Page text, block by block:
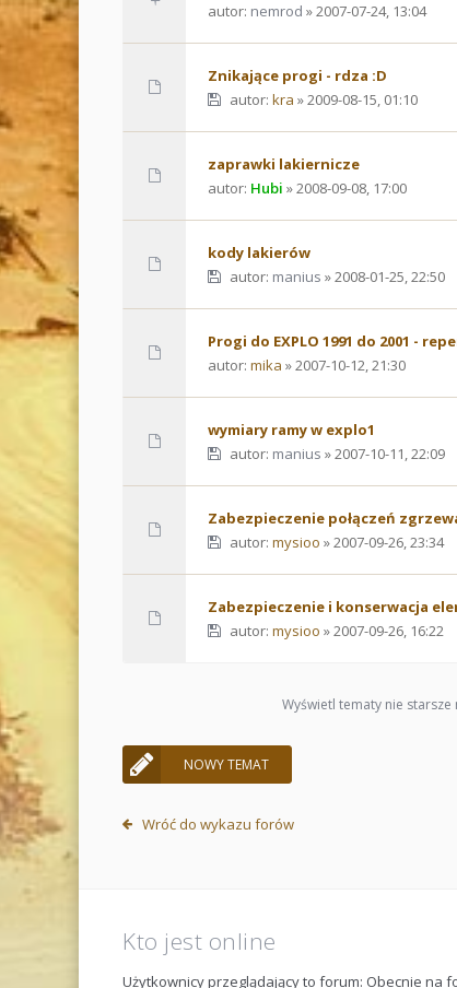
autor: nemrod » 2007-07-24, 13:04
Znikające progi - rdza :D
autor: kra » 2009-08-15, 01:10
zaprawki lakiernicze
autor: Hubi » 2008-09-08, 17:00
kody lakierów
autor: manius » 2008-01-25, 22:50
Progi do EXPLO 1991 do 2001 -
autor: mika » 2007-10-12, 21:30
wymiary ramy w explo1
autor: manius » 2007-10-11, 22:09
Zabezpieczenie połączeń
autor: mysioo » 2007-09-26, 23:34
Zabezpieczenie i konserwacja
autor: mysioo » 2007-09-26, 16:22
Wyświetl tematy nie starsze
NOWY TEMAT
Wróć do wykazu forów
Kto jest online
Użytkownicy przeglądający to forum: Obecnie na